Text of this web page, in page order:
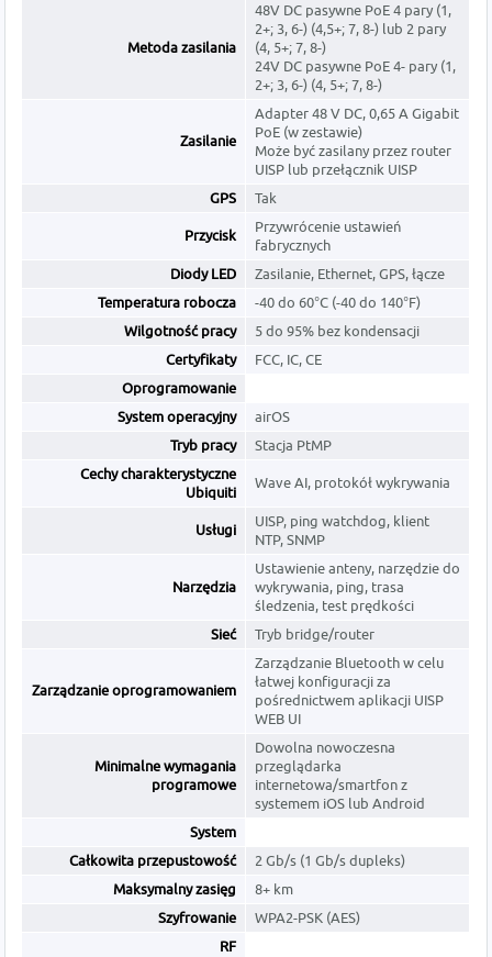
Metoda zasilania
48V DC pasywne PoE 4 pary (1,
2+; 3, 6-) (4,5+; 7, 8-) lub 2 pary
(4, 5+; 7, 8-)
24V DC pasywne PoE 4- pary (1,
2+; 3, 6-) (4, 5+; 7, 8-)
Zasilanie
Adapter 48 V DC, 0,65 A Gigabit
PoE (w zestawie)
Może być zasilany przez router
UISP lub przełącznik UISP
GPS
Tak
Przycisk
Przywrócenie ustawień
fabrycznych
Diody LED
Zasilanie, Ethernet, GPS, łącze
Temperatura robocza
-40 do 60°C (-40 do 140°F)
Wilgotność pracy
5 do 95% bez kondensacji
Certyfikaty
FCC, IC, CE
Oprogramowanie
System operacyjny
airOS
Tryb pracy
Stacja PtMP
Cechy charakterystyczne
Ubiquiti
Wave AI, protokół wykrywania
Usługi
UISP, ping watchdog, klient
NTP, SNMP
Narzędzia
Ustawienie anteny, narzędzie do
wykrywania, ping, trasa
śledzenia, test prędkości
Sieć
Tryb bridge/router
Zarządzanie oprogramowaniem
Zarządzanie Bluetooth w celu
łatwej konfiguracji za
pośrednictwem aplikacji UISP
WEB UI
Minimalne wymagania
programowe
Dowolna nowoczesna
przeglądarka
internetowa/smartfon z
systemem iOS lub Android
System
Całkowita przepustowość
2 Gb/s (1 Gb/s dupleks)
Maksymalny zasięg
8+ km
Szyfrowanie
WPA2-PSK (AES)
RF